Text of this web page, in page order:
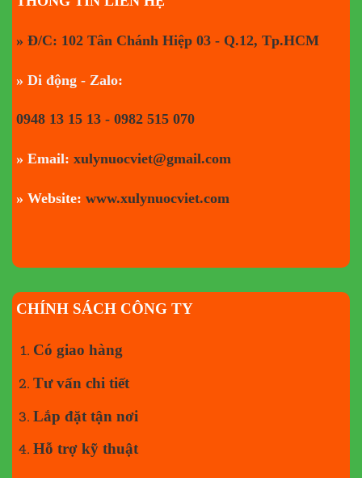
» Đ/C: 102 Tân Chánh Hiệp 03 - Q.12, Tp.HCM
» Di động - Zalo:
0948 13 15 13 - 0982 515 070
» Email: xulynuocviet@gmail.com
» Website: www.xulynuocviet.com
CHÍNH SÁCH CÔNG TY
Có giao hàng
Tư vấn chi tiết
Lắp đặt tận nơi
Hỗ trợ kỹ thuật